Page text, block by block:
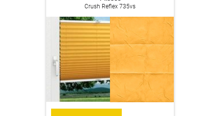
Crush Reflex 735vs